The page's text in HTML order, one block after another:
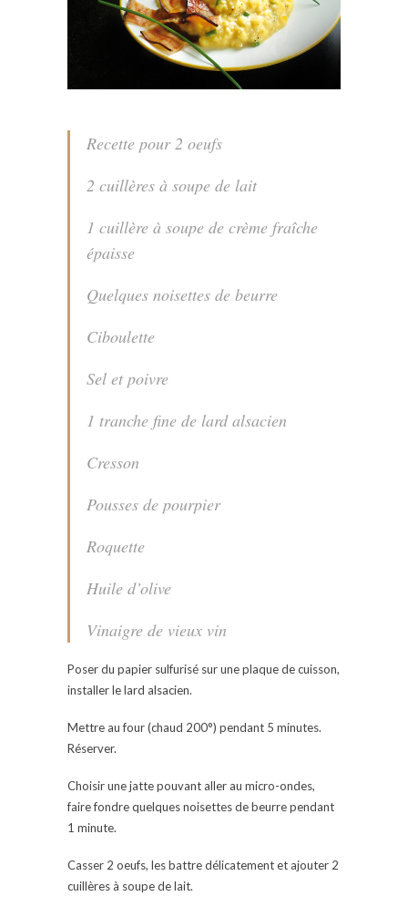
Recette pour 2 oeufs
2 cuillères à soupe de lait
1 cuillère à soupe de crème fraîche
épaisse
Quelques noisettes de beurre
Ciboulette
Sel et poivre
1 tranche fine de lard alsacien
Cresson
Pousses de pourpier
Roquette
Huile d’olive
Vinaigre de vieux vin
Poser du papier sulfurisé sur une plaque de cuisson,
installer le lard alsacien.
Mettre au four (chaud 200°) pendant 5 minutes.
Réserver.
Choisir une jatte pouvant aller au micro-ondes,
faire fondre quelques noisettes de beurre pendant
1 minute.
Casser 2 oeufs, les battre délicatement et ajouter 2
cuillères à soupe de lait.